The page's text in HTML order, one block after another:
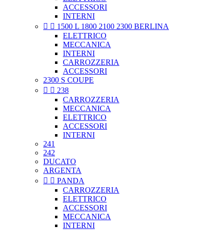
ACCESSORI
INTERNI
  1500 L 1800 2100 2300 BERLINA
ELETTRICO
MECCANICA
INTERNI
CARROZZERIA
ACCESSORI
2300 S COUPE
  238
CARROZZERIA
MECCANICA
ELETTRICO
ACCESSORI
INTERNI
241
242
DUCATO
ARGENTA
  PANDA
CARROZZERIA
ELETTRICO
ACCESSORI
MECCANICA
INTERNI